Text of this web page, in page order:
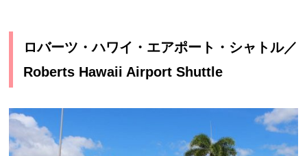
ロバーツ・ハワイ・エアポート・シャトル／
Roberts Hawaii Airport Shuttle